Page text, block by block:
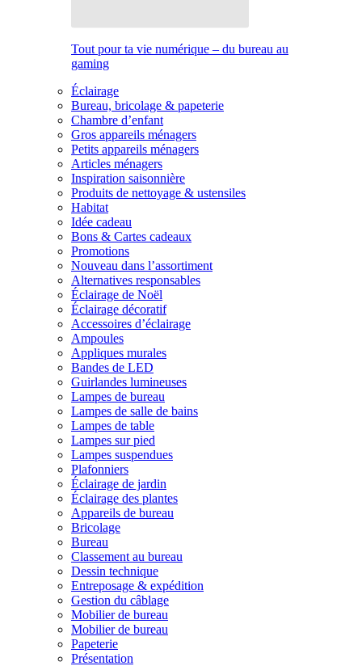
Tout pour ta vie numérique – du bureau au
gaming
Éclairage
Bureau, bricolage & papeterie
Chambre d’enfant
Gros appareils ménagers
Petits appareils ménagers
Articles ménagers
Inspiration saisonnière
Produits de nettoyage & ustensiles
Habitat
Idée cadeau
Bons & Cartes cadeaux
Promotions
Nouveau dans l’assortiment
Alternatives responsables
Éclairage de Noël
Éclairage décoratif
Accessoires d’éclairage
Ampoules
Appliques murales
Bandes de LED
Guirlandes lumineuses
Lampes de bureau
Lampes de salle de bains
Lampes de table
Lampes sur pied
Lampes suspendues
Plafonniers
Éclairage de jardin
Éclairage des plantes
Appareils de bureau
Bricolage
Bureau
Classement au bureau
Dessin technique
Entreposage & expédition
Gestion du câblage
Mobilier de bureau
Mobilier de bureau
Papeterie
Présentation